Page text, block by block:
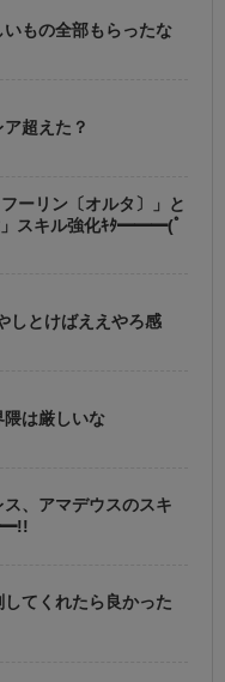
いもの全部もらったな
ア超えた？
ーリン〔オルタ〕」と
」スキル強化ｷﾀ━━━(ﾟ
しとけばええやろ感
隈は厳しいな
ス、アマデウスのスキ
してくれたら良かった